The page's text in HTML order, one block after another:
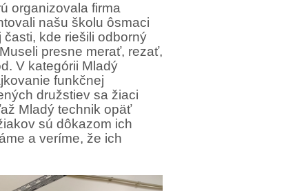
organizovala firma
našu školu ôsmaci
kde riešili odborný
presne merať, rezať,
V kategórii Mladý
funkčnej
družstiev sa žiaci
Mladý technik opäť
sú dôkazom ich
a veríme, že ich